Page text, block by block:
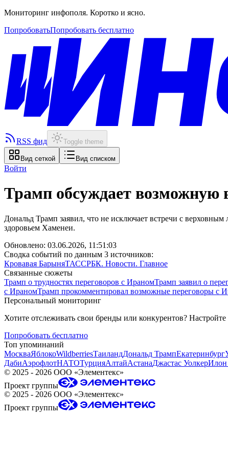
Мониторинг инфополя. Коротко и ясно.
ПопробоватьПопробовать бесплатно
RSS фид Toggle theme
Вид сеткой Вид списком
Войти
Трамп обсуждает возможную
Дональд Трамп заявил, что не исключает встречи с
здоровьем Хаменеи.
Обновлено: 03.06.2026, 11:51:03
Сводка событий по данным 3 источников:
Кровавая БарыняТАССРБК. Новости. Главное
Связанные сюжеты
Трамп о трудностях переговоров с ИраномТрамп заявил о
с ИраномТрамп прокомментировал возможные переговоры с
Персональный мониторинг
Хотите отслеживать свои бренды или конкурентов?
Попробовать бесплатно
Топ упоминаний
МоскваЯблокоWildberriesТаиландДональд ТрампЕкатеринбург
ДабиАэрофлотНАТОТурцияАлтайАстанаДжастас Уолкер
© 2025 - 2026 ООО «Элементекс»
Проект группы
© 2025 - 2026 ООО «Элементекс»
Проект группы